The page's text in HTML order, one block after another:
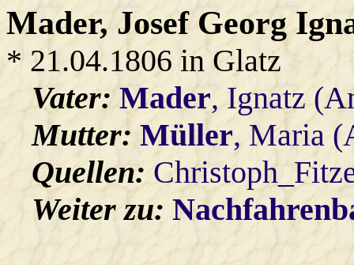
Mader, Josef Georg
* 21.04.1806 in Glatz
Vater:Mader, Ignatz
Mutter:Müller, Maria
Quellen:
Weiter zu: